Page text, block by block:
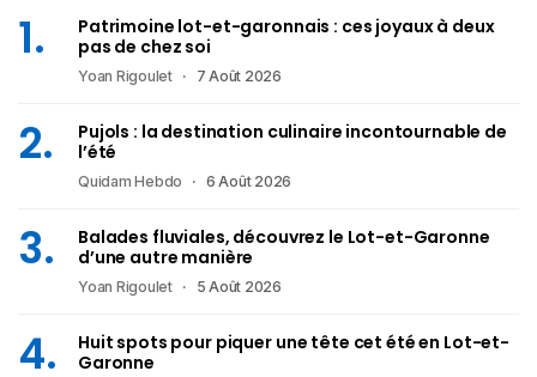
Patrimoine lot-et-garonnais : ces joyaux à deux
pas de chez soi
Yoan Rigoulet 7 Août 2026
Pujols : la destination culinaire incontournable de
l’été
Quidam Hebdo 6 Août 2026
Balades fluviales, découvrez le Lot-et-Garonne
d’une autre manière
Yoan Rigoulet 5 Août 2026
Huit spots pour piquer une tête cet été en Lot-et-
Garonne